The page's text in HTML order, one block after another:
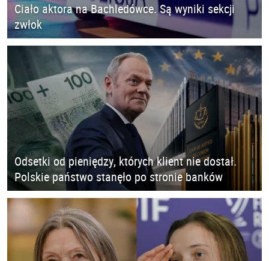
Ciało aktora na Bachledówce. Są wyniki sekcji
zwłok
Odsetki od pieniędzy, których klient nie dostał.
Polskie państwo stanęło po stronie banków